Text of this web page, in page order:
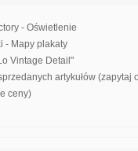
- Oświetlenie
- Mapy plakaty
Vintage Detail"
artykułów (zapytaj
ceny)